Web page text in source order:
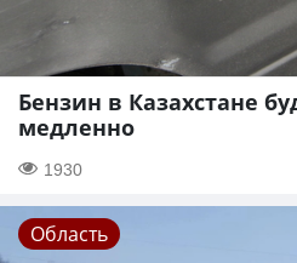
Бензин в Казахстане
медленно
1930
Область